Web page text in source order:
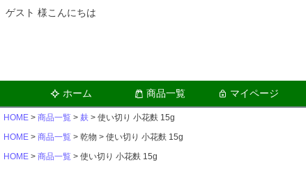
ゲスト 様こんにちは
ホーム 商品一覧 マイページ
HOME 商品一覧 麸
使い切り 小花麩 15g
HOME
商品一覧 乾物
使い切り 小花麩 15g
HOME
商品一覧 使い切り 小花麩 15g